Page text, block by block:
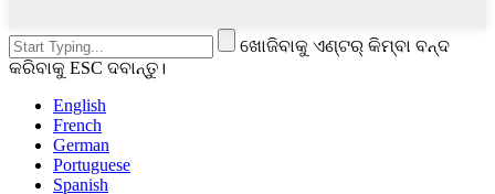
ଖୋଜିବାକୁ ଏଣ୍ଟର୍ କିମ୍ବା ବନ୍ଦ
କରିବାକୁ ESC ଦବାନ୍ତୁ।
English
French
German
Portuguese
Spanish